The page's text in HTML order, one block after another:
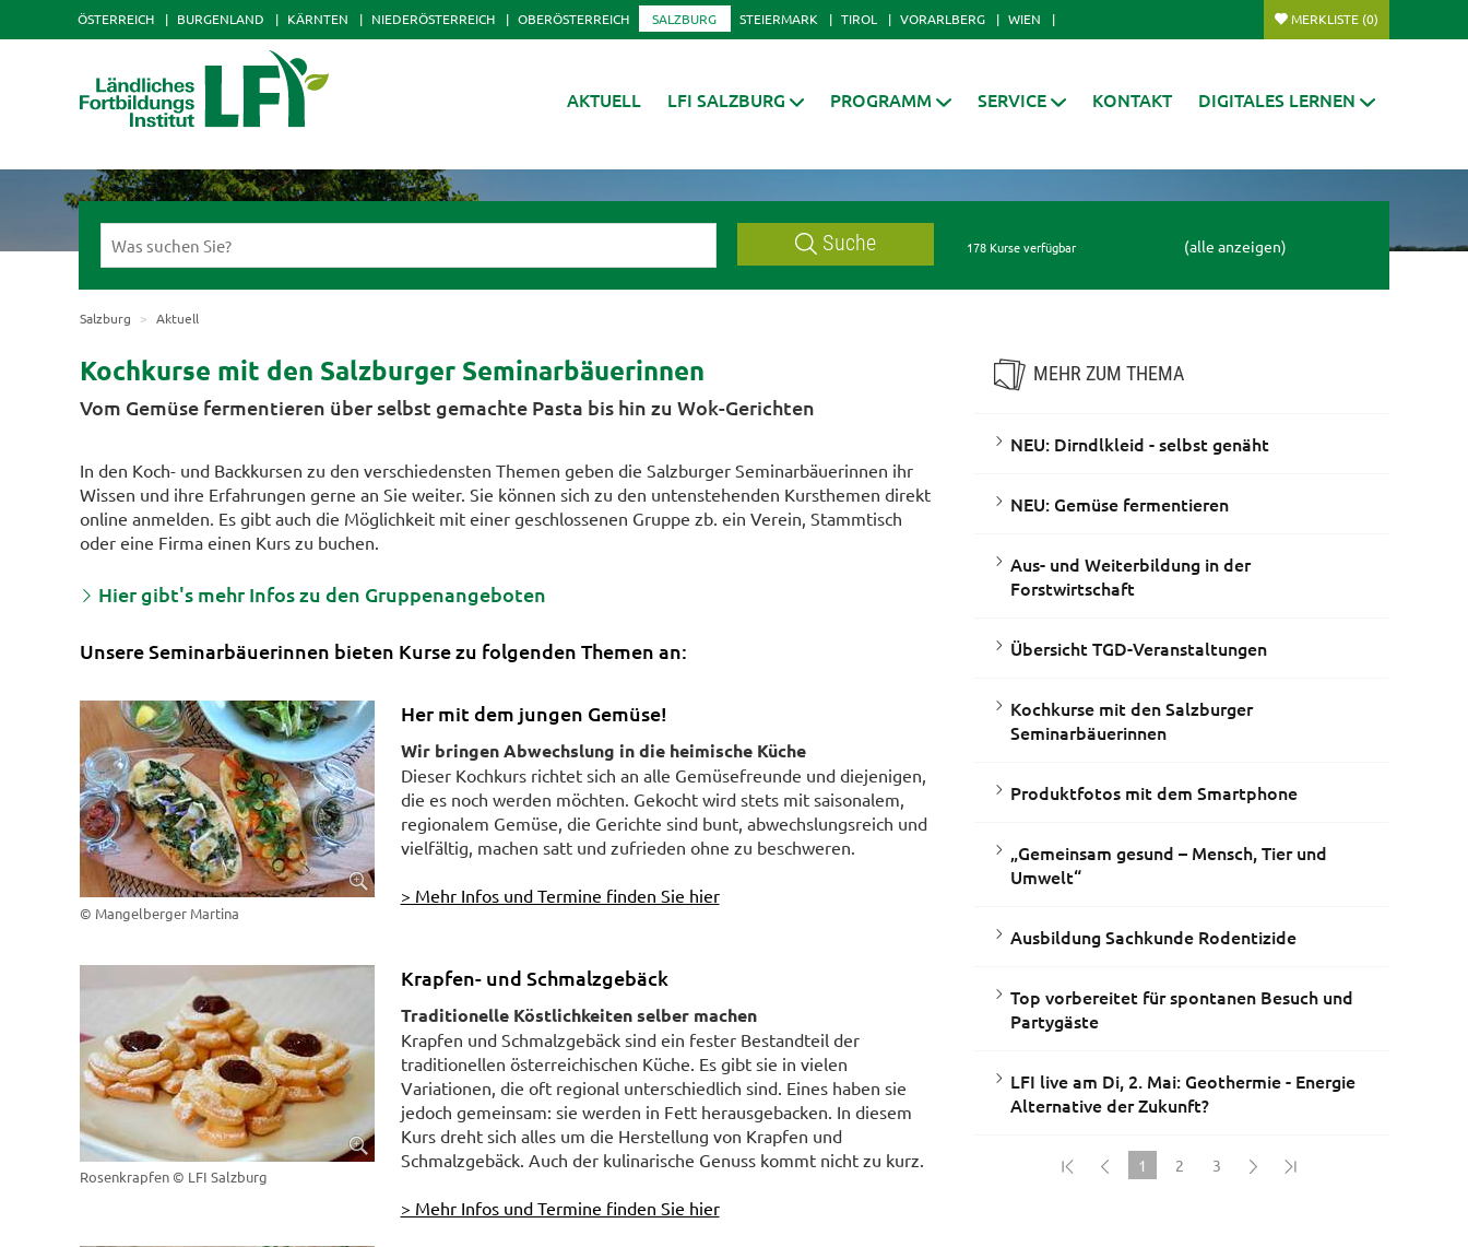
ÖSTERREICH BURGENLAND KÄRNTEN NIEDERÖSTERREICH OBERÖSTERREICH SALZBURG STEIERMARK TIROL VORARLBERG WIEN MERKLISTE (0)
AKTUELL LFI SALZBURG PROGRAMM SERVICE KONTAKT DIGITALES LERNEN
Suche 178 Kurse verfügbar (alle anzeigen)
Salzburg Aktuell
Kochkurse mit den Salzburger Seminarbäuerinnen
Vom Gemüse fermentieren über selbst gemachte Pasta bis hin zu Wok-Gerichten
In den Koch- und Backkursen zu den verschiedensten Themen geben die Salzburger Seminarbäuerinnen ihr
Wissen und ihre Erfahrungen gerne an Sie weiter. Sie können sich zu den untenstehenden Kursthemen direkt
online anmelden. Es gibt auch die Möglichkeit mit einer geschlossenen Gruppe zb. ein Verein, Stammtisch
oder eine Firma einen Kurs zu buchen.
Hier gibt's mehr Infos zu den Gruppenangeboten
Unsere Seminarbäuerinnen bieten Kurse zu folgenden Themen an:
© Mangelberger Martina
Her mit dem jungen Gemüse!
Wir bringen Abwechslung in die heimische Küche
Dieser Kochkurs richtet sich an alle Gemüsefreunde und diejenigen,
die es noch werden möchten. Gekocht wird stets mit saisonalem,
regionalem Gemüse, die Gerichte sind bunt, abwechslungsreich und
vielfältig, machen satt und zufrieden ohne zu beschweren.
> Mehr Infos und Termine finden Sie hier
Rosenkrapfen © LFI Salzburg
Krapfen- und Schmalzgebäck
Traditionelle Köstlichkeiten selber machen
Krapfen und Schmalzgebäck sind ein fester Bestandteil der
traditionellen österreichischen Küche. Es gibt sie in vielen
Variationen, die oft regional unterschiedlich sind. Eines haben sie
jedoch gemeinsam: sie werden in Fett herausgebacken. In diesem
Kurs dreht sich alles um die Herstellung von Krapfen und
Schmalzgebäck. Auch der kulinarische Genuss kommt nicht zu kurz.
> Mehr Infos und Termine finden Sie hier
MEHR ZUM THEMA
NEU: Dirndlkleid - selbst genäht
NEU: Gemüse fermentieren
Aus- und Weiterbildung in der
Forstwirtschaft
Übersicht TGD-Veranstaltungen
Kochkurse mit den Salzburger
Seminarbäuerinnen
Produktfotos mit dem Smartphone
„Gemeinsam gesund – Mensch, Tier und
Umwelt“
Ausbildung Sachkunde Rodentizide
Top vorbereitet für spontanen Besuch und
Partygäste
LFI live am Di, 2. Mai: Geothermie - Energie
Alternative der Zukunft?
1
2 3